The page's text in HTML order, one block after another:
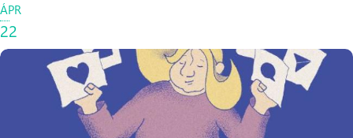
ÁPR
22